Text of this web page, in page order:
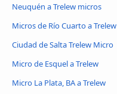
Neuquén a Trelew micros
Micros de Río Cuarto a Trelew
Ciudad de Salta Trelew Micro
Micro de Esquel a Trelew
Micro La Plata, BA a Trelew